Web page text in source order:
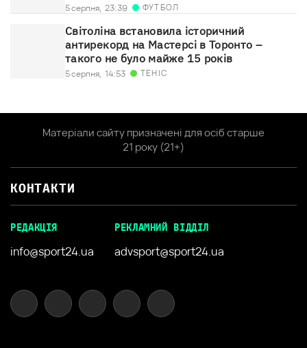
5 серпня, 23:39 ФУТБОЛ
Світоліна встановила історичний
антирекорд на Мастерсі в Торонто –
такого не було майже 15 років
5 серпня, 14:53 ТЕНІС
Матеріали сайту призначені для осіб старше
21 року (21+)
КОНТАКТИ
РЕДАКЦІЯ
info@sport24.ua
РЕКЛАМНИЙ ВІДДІЛ
advsport@sport24.ua